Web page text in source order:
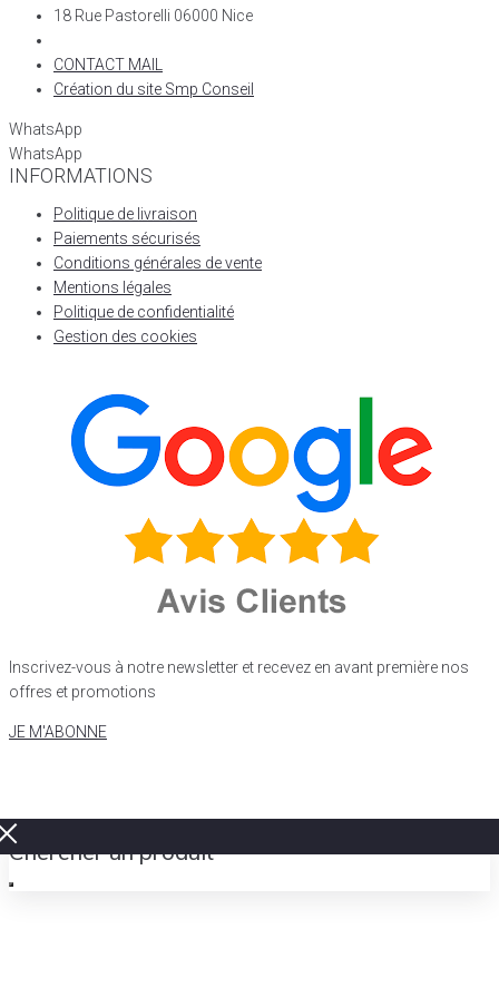
18 Rue Pastorelli 06000 Nice
CONTACT MAIL
Création du site Smp Conseil
WhatsApp
WhatsApp
INFORMATIONS
Politique de livraison
Paiements sécurisés
Conditions générales de vente
Mentions légales
Politique de confidentialité
Gestion des cookies
Inscrivez-vous à notre newsletter et recevez en avant première nos
offres et promotions
JE M'ABONNE